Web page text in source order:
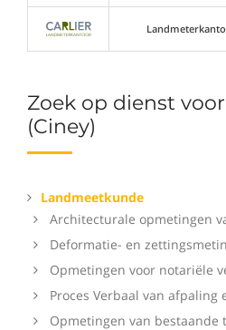
Zoek op dienst
(Ciney)
Landmeetkunde
Architecturale opmetingen
Deformatie- en
Opmetingen voor notariële
Proces Verbaal van afpaling
Opmetingen van bestaande